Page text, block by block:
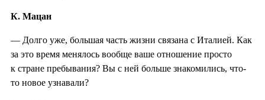
К. Мацан
— Долго уже, большая часть жизни связана с Италией. Как
за это время менялось вообще ваше отношение просто
к стране пребывания? Вы с ней больше знакомились, что-
то новое узнавали?